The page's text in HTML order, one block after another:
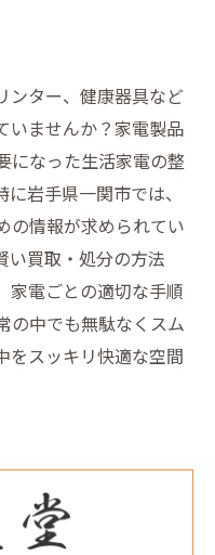
ンター、健康器具など
いませんか？家電製品
になった生活家電の整
岩手県一関市では、
の情報が求められてい
い買取・処分の方法
家電ごとの適切な手順
の中でも無駄なくスム
をスッキリ快適な空間